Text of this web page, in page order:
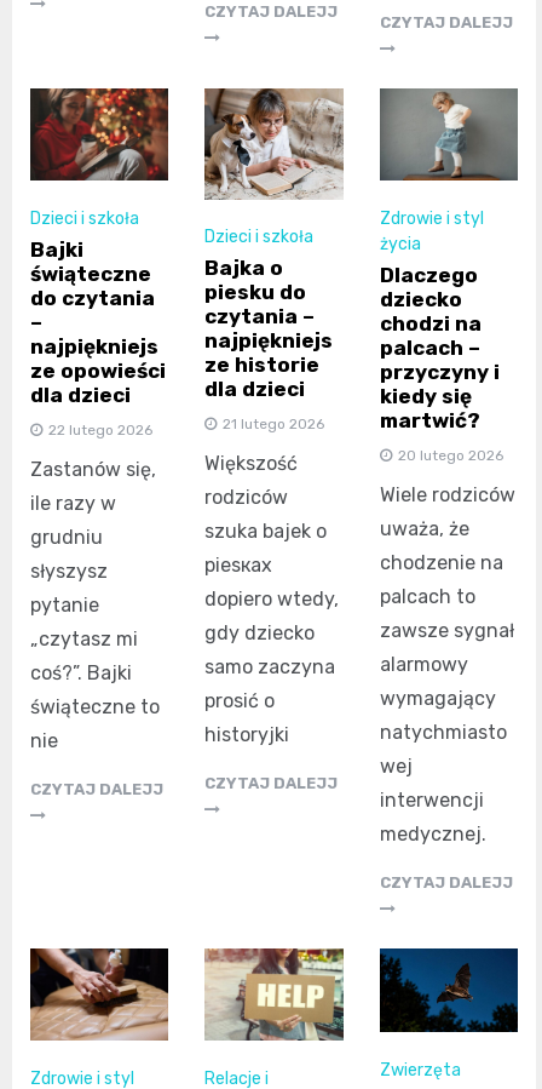
CZYTAJ DALEJJ
CZYTAJ DALEJJ
Dzieci i szkoła
Bajki
świąteczne
do czytania
–
najpiękniejs
ze opowieści
dla dzieci
22 lutego 2026
Zastanów się,
ile razy w
grudniu
słyszysz
pytanie
„czytasz mi
coś?”. Bajki
świąteczne to
nie
CZYTAJ DALEJJ
Dzieci i szkoła
Bajka o
piesku do
czytania –
najpiękniejs
ze historie
dla dzieci
21 lutego 2026
Większość
rodziców
szuka bajek o
piesках
dopiero wtedy,
gdy dziecko
samo zaczyna
prosić o
historyjki
CZYTAJ DALEJJ
Zdrowie i styl
życia
Dlaczego
dziecko
chodzi na
palcach –
przyczyny i
kiedy się
martwić?
20 lutego 2026
Wiele rodziców
uważa, że
chodzenie na
palcach to
zawsze sygnał
alarmowy
wymagający
natychmiasto
wej
interwencji
medycznej.
CZYTAJ DALEJJ
Zdrowie i styl Relacje i Zwierzęta